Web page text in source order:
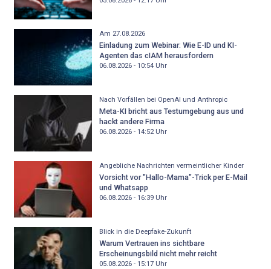
Am 27.08.2026
Einladung zum Webinar: Wie E-ID und KI-
Agenten das cIAM herausfordern
06.08.2026 - 10:54Uhr
Nach Vorfällen bei OpenAI und Anthropic
Meta-KI bricht aus Testumgebung aus und
hackt andere Firma
06.08.2026 - 14:52Uhr
Angebliche Nachrichten vermeintlicher Kinder
Vorsicht vor "Hallo-Mama"-Trick per E-Mail
und Whatsapp
06.08.2026 - 16:39Uhr
Blick in die Deepfake-Zukunft
Warum Vertrauen ins sichtbare
Erscheinungsbild nicht mehr reicht
05.08.2026 - 15:17Uhr